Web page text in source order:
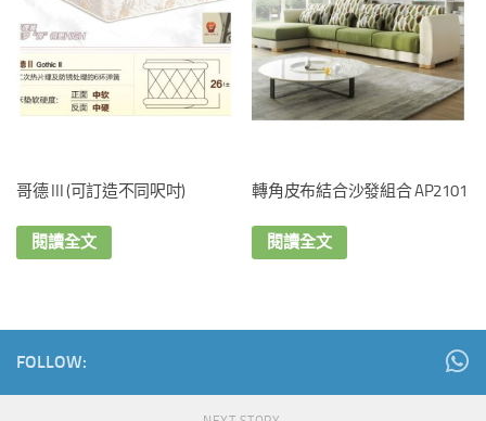
哥德 III (可訂造不同呎吋)
閱讀全文
轉角皮布結合沙發組合 AP2101
閱讀全文
FOLLOW: